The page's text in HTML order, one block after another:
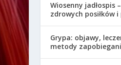
Wiosenny jadłospis
zdrowych posiłków
Grypa: objawy,
metody